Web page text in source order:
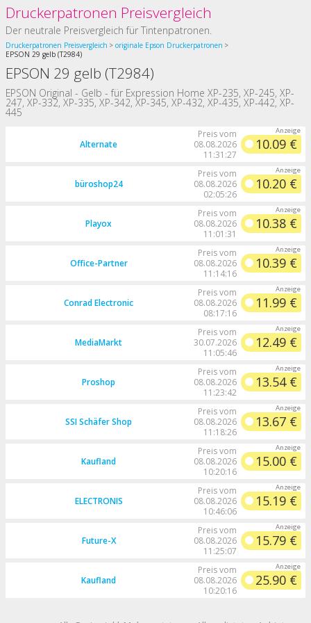
Druckerpatronen Preisvergleich
Der neutrale Preisvergleich für Tintenpatronen.
Druckerpatronen Preisvergleich
originale Epson Druckerpatronen
EPSON 29 gelb (T2984)
EPSON 29 gelb (T2984)
EPSON Original - Gelb - für Expression Home XP-235, XP-245, XP-
247, XP-332, XP-335, XP-342, XP-345, XP-432, XP-435, XP-442, XP-
445
Alternate
Preis vom
08.08.2026
11:31:27
10.09 €
büroshop24
Preis vom
08.08.2026
02:05:26
10.20 €
Playox
Preis vom
08.08.2026
11:01:31
10.38 €
Office-Partner
Preis vom
08.08.2026
11:14:16
10.39 €
Conrad Electronic
Preis vom
08.08.2026
08:17:16
11.99 €
MediaMarkt
Preis vom
30.07.2026
11:05:46
12.49 €
Proshop
Preis vom
08.08.2026
11:23:42
13.54 €
SSI Schäfer Shop
Preis vom
08.08.2026
11:18:26
13.67 €
Kaufland
Preis vom
08.08.2026
10:20:16
15.00 €
ELECTRONIS
Preis vom
08.08.2026
10:46:06
15.19 €
Future-X
Preis vom
08.08.2026
11:25:07
15.79 €
Kaufland
Preis vom
08.08.2026
10:20:16
25.90 €